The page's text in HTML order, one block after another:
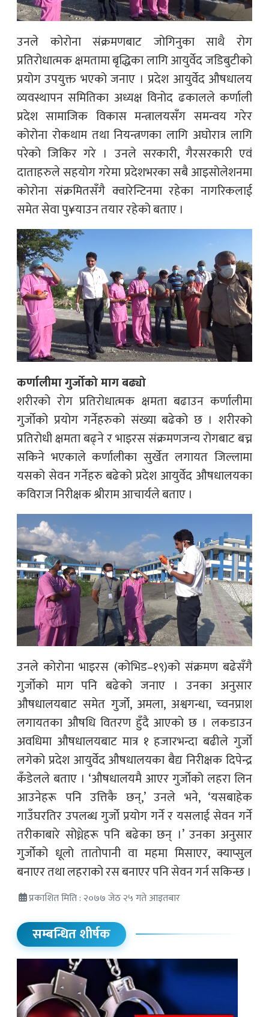
उनले कोरोना संक्रमणबाट जोगिनुका साथै रोग
प्रतिरोधात्मक क्षमतामा बृद्धिका लागि आयुर्वेद जडिबुटीको
प्रयोग उपयुक्त भएको जनाए । प्रदेश आयुर्वेद औषधालय
व्यवस्थापन समितिका अध्यक्ष विनोद ढकालले कर्णाली
प्रदेश सामाजिक विकास मन्त्रालयसँग समन्वय गरेर
कोरोना रोकथाम तथा नियन्त्रणका लागि अघोरात्र लागि
परेको जिकिर गरे । उनले सरकारी, गैरसरकारी एवं
दाताहरुले सहयोग गरेमा प्रदेशभरका सबै आइसोलेशनमा
कोरोना संक्रमितसँगै क्वारेन्टिनमा रहेका नागरिकलाई
समेत सेवा पु¥याउन तयार रहेको बताए ।
कर्णालीमा गुर्जोको माग बढ्यो
शरीरको रोग प्रतिरोधात्मक क्षमता बढाउन कर्णालीमा
गुर्जोको प्रयोग गर्नेहरुको संख्या बढेको छ । शरीरको
प्रतिरोधी क्षमता बढ्ने र भाइरस संक्रमणजन्य रोगबाट बच्न
सकिने भएकाले कर्णालीका सुर्खेत लगायत जिल्लामा
यसको सेवन गर्नेहरु बढेको प्रदेश आयुर्वेद औषधालयका
कविराज निरीक्षक श्रीराम आचार्यले बताए ।
उनले कोरोना भाइरस (कोभिड–१९)को संक्रमण बढेसँगै
गुर्जोको माग पनि बढेको जनाए । उनका अनुसार
औषधालयबाट समेत गुर्जो, अमला, अश्वगन्धा, च्वनप्राश
लगायतका औषधि वितरण हुँदै आएको छ । लकडाउन
अवधिमा औषधालयबाट मात्र १ हजारभन्दा बढीले गुर्जो
लगेको प्रदेश आयुर्वेद औषधालयका बैद्य निरीक्षक दिपेन्द्र
कँडेलले बताए । ‘औषधालयमै आएर गुर्जोको लहरा लिन
आउनेहरू पनि उत्तिकै छन्,’ उनले भने, ‘यसबाहेक
गाउँघरतिर उपलब्ध गुर्जो प्रयोग गर्ने र यसलाई सेवन गर्ने
तरीकाबारे सोध्नेहरू पनि बढेका छन् ।’ उनका अनुसार
गुर्जोको धूलो तातोपानी वा महमा मिसाएर, क्याप्सुल
बनाएर तथा लहराको रस बनाएर पनि सेवन गर्न सकिन्छ ।
प्रकाशित मिति : २०७७ जेठ २५ गते आइतबार
सम्बन्धित शीर्षक